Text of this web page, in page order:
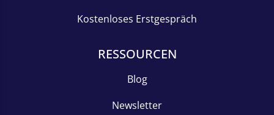
Kostenloses Erstgespräch
RESSOURCEN
Blog
Newsletter